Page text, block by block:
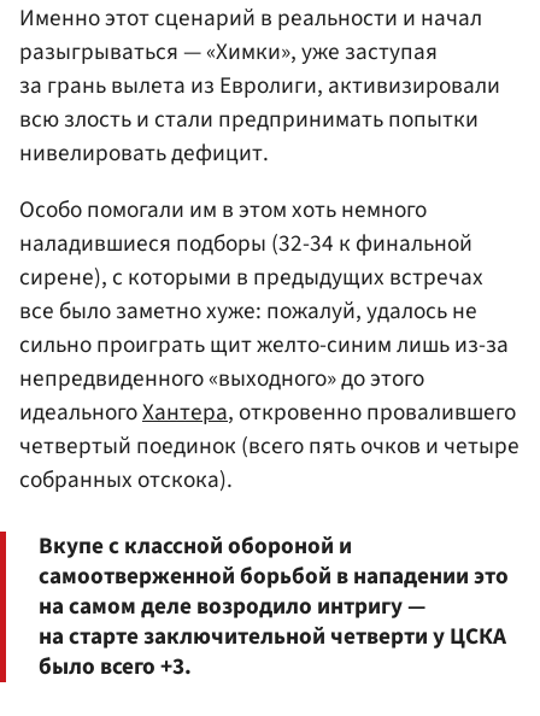
Именно этот сценарий в реальности и начал
разыгрываться — «Химки», уже заступая
за грань вылета из Евролиги, активизировали
всю злость и стали предпринимать попытки
нивелировать дефицит.
Особо помогали им в этом хоть немного
наладившиеся подборы (32-34 к финальной
сирене), с которыми в предыдущих встречах
все было заметно хуже: пожалуй, удалось не
сильно проиграть щит желто-синим лишь из-за
непредвиденного «выходного» до этого
идеальногоХантера, откровенно провалившего
четвертый поединок (всего пять очков и четыре
собранных отскока).
Вкупе с классной обороной и
самоотверженной борьбой в нападении это
на самом деле возродило интригу —
на старте заключительной четверти у ЦСКА
было всего +3.